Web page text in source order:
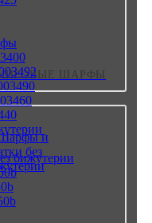
ШАРФЫ
бижутерии